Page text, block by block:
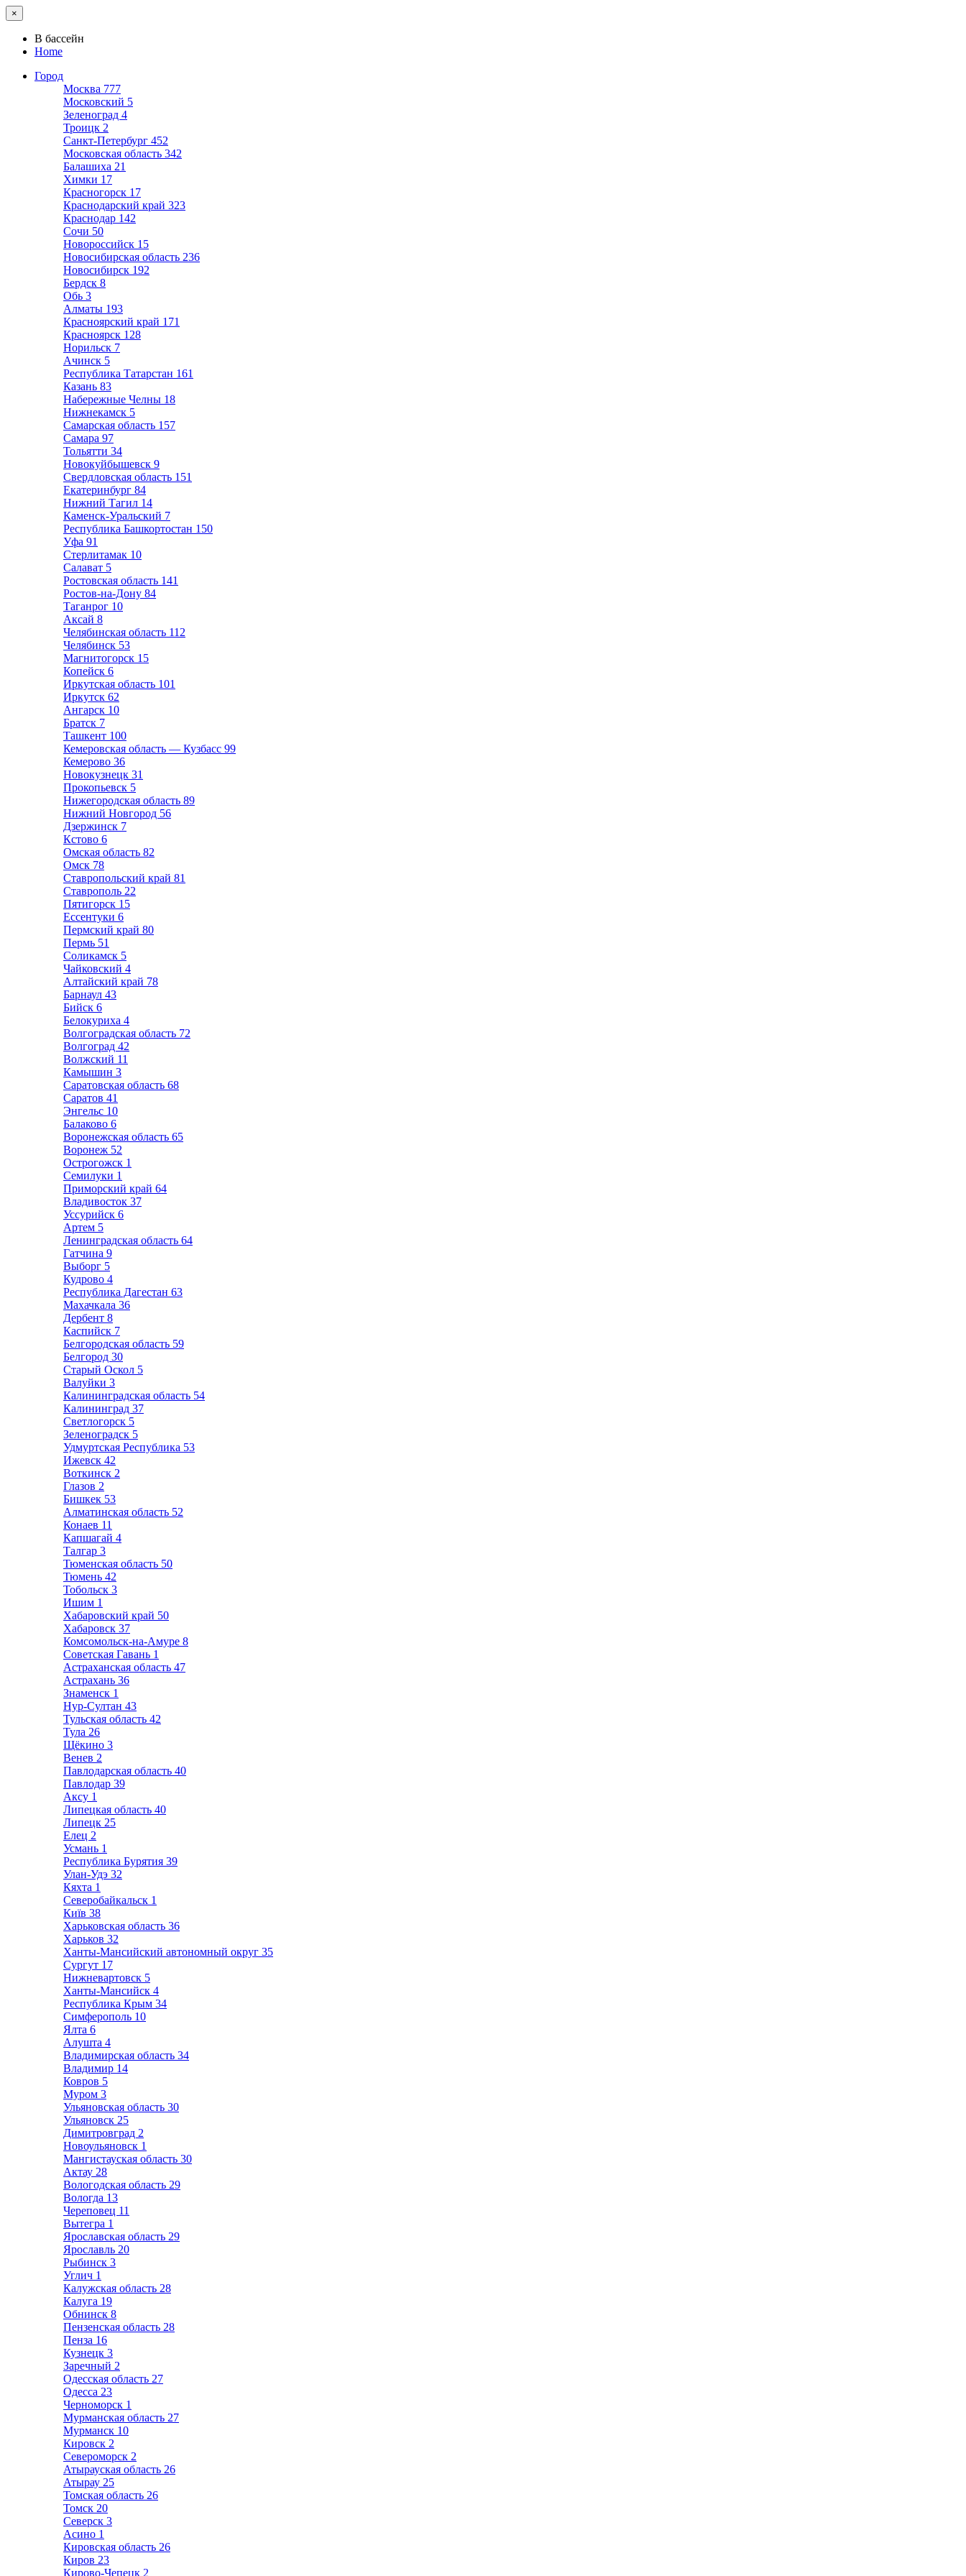
×
В бассейн
Home
Город
Москва 777
Московский 5
Зеленоград 4
Троицк 2
Санкт-Петербург 452
Московская область 342
Балашиха 21
Химки 17
Красногорск 17
Краснодарский край 323
Краснодар 142
Сочи 50
Новороссийск 15
Новосибирская область 236
Новосибирск 192
Бердск 8
Обь 3
Алматы 193
Красноярский край 171
Красноярск 128
Норильск 7
Ачинск 5
Республика Татарстан 161
Казань 83
Набережные Челны 18
Нижнекамск 5
Самарская область 157
Самара 97
Тольятти 34
Новокуйбышевск 9
Свердловская область 151
Екатеринбург 84
Нижний Тагил 14
Каменск-Уральский 7
Республика Башкортостан 150
Уфа 91
Стерлитамак 10
Салават 5
Ростовская область 141
Ростов-на-Дону 84
Таганрог 10
Аксай 8
Челябинская область 112
Челябинск 53
Магнитогорск 15
Копейск 6
Иркутская область 101
Иркутск 62
Ангарск 10
Братск 7
Ташкент 100
Кемеровская область — Кузбасс 99
Кемерово 36
Новокузнецк 31
Прокопьевск 5
Нижегородская область 89
Нижний Новгород 56
Дзержинск 7
Кстово 6
Омская область 82
Омск 78
Ставропольский край 81
Ставрополь 22
Пятигорск 15
Ессентуки 6
Пермский край 80
Пермь 51
Соликамск 5
Чайковский 4
Алтайский край 78
Барнаул 43
Бийск 6
Белокуриха 4
Волгоградская область 72
Волгоград 42
Волжский 11
Камышин 3
Саратовская область 68
Саратов 41
Энгельс 10
Балаково 6
Воронежская область 65
Воронеж 52
Острогожск 1
Семилуки 1
Приморский край 64
Владивосток 37
Уссурийск 6
Артем 5
Ленинградская область 64
Гатчина 9
Выборг 5
Кудрово 4
Республика Дагестан 63
Махачкала 36
Дербент 8
Каспийск 7
Белгородская область 59
Белгород 30
Старый Оскол 5
Валуйки 3
Калининградская область 54
Калининград 37
Светлогорск 5
Зеленоградск 5
Удмуртская Республика 53
Ижевск 42
Воткинск 2
Глазов 2
Бишкек 53
Алматинская область 52
Конаев 11
Капшагай 4
Талгар 3
Тюменская область 50
Тюмень 42
Тобольск 3
Ишим 1
Хабаровский край 50
Хабаровск 37
Комсомольск-на-Амуре 8
Советская Гавань 1
Астраханская область 47
Астрахань 36
Знаменск 1
Нур-Султан 43
Тульская область 42
Тула 26
Щёкино 3
Венев 2
Павлодарская область 40
Павлодар 39
Аксу 1
Липецкая область 40
Липецк 25
Елец 2
Усмань 1
Республика Бурятия 39
Улан-Удэ 32
Кяхта 1
Северобайкальск 1
Київ 38
Харьковская область 36
Харьков 32
Ханты-Мансийский автономный округ 35
Сургут 17
Нижневартовск 5
Ханты-Мансийск 4
Республика Крым 34
Симферополь 10
Ялта 6
Алушта 4
Владимирская область 34
Владимир 14
Ковров 5
Муром 3
Ульяновская область 30
Ульяновск 25
Димитровград 2
Новоульяновск 1
Мангистауская область 30
Актау 28
Вологодская область 29
Вологда 13
Череповец 11
Вытегра 1
Ярославская область 29
Ярославль 20
Рыбинск 3
Углич 1
Калужская область 28
Калуга 19
Обнинск 8
Пензенская область 28
Пенза 16
Кузнецк 3
Заречный 2
Одесская область 27
Одесса 23
Черноморск 1
Мурманская область 27
Мурманск 10
Кировск 2
Североморск 2
Атырауская область 26
Атырау 25
Томская область 26
Томск 20
Северск 3
Асино 1
Кировская область 26
Киров 23
Кирово-Чепецк 2